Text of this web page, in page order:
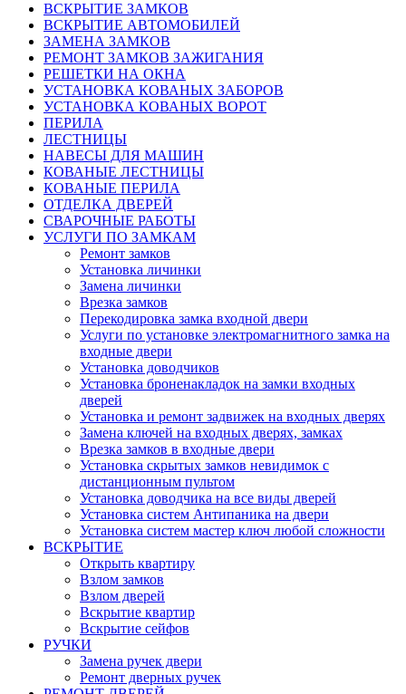
ВСКРЫТИЕ ЗАМКОВ
ВСКРЫТИЕ АВТОМОБИЛЕЙ
ЗАМЕНА ЗАМКОВ
РЕМОНТ ЗАМКОВ ЗАЖИГАНИЯ
РЕШЕТКИ НА ОКНА
УСТАНОВКА КОВАНЫХ ЗАБОРОВ
УСТАНОВКА КОВАНЫХ ВОРОТ
ПЕРИЛА
ЛЕСТНИЦЫ
НАВЕСЫ ДЛЯ МАШИН
КОВАНЫЕ ЛЕСТНИЦЫ
КОВАНЫЕ ПЕРИЛА
ОТДЕЛКА ДВЕРЕЙ
СВАРОЧНЫЕ РАБОТЫ
УСЛУГИ ПО ЗАМКАМ
Ремонт замков
Установка личинки
Замена личинки
Врезка замков
Перекодировка замка входной двери
Услуги по установке электромагнитного замка на
входные двери
Установка доводчиков
Установка броненакладок на замки входных
дверей
Установка и ремонт задвижек на входных дверях
Замена ключей на входных дверях, замках
Врезка замков в входные двери
Установка скрытых замков невидимок с
дистанционным пультом
Установка доводчика на все виды дверей
Установка систем Антипаника на двери
Установка систем мастер ключ любой сложности
ВСКРЫТИЕ
Открыть квартиру
Взлом замков
Взлом дверей
Вскрытие квартир
Вскрытие сейфов
РУЧКИ
Замена ручек двери
Ремонт дверных ручек